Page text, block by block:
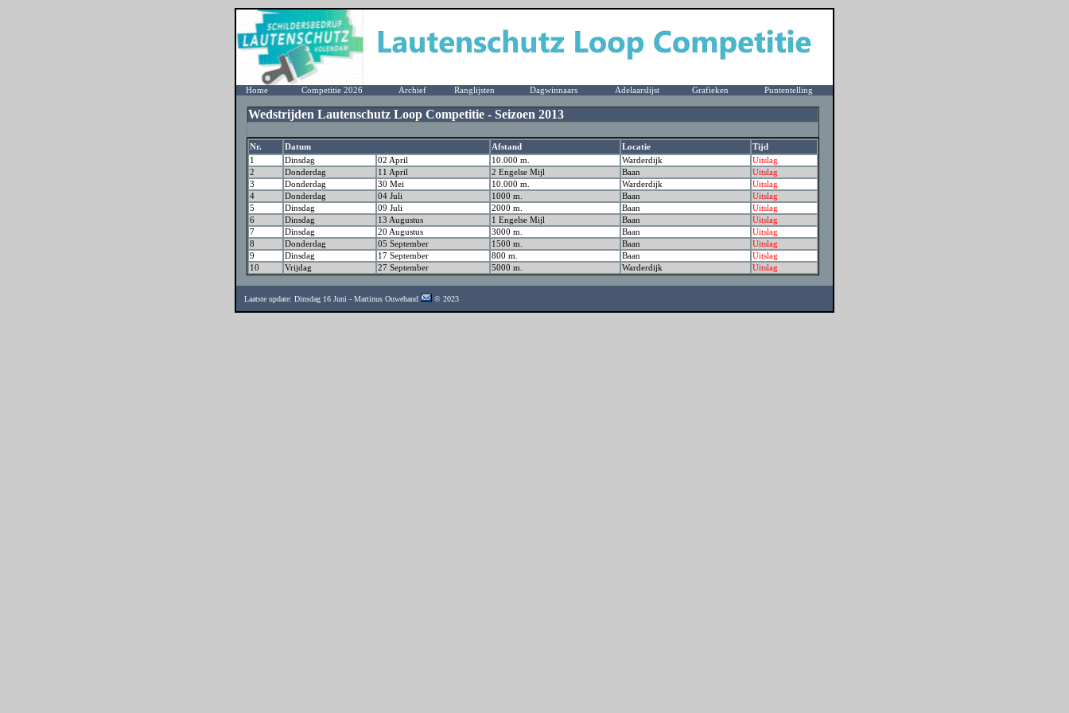
Home Competitie 2026 Archief Ranglijsten Dagwinnaars Adelaarslijst Grafieken Puntentelling
Wedstrijden Lautenschutz Loop Competitie - Seizoen 2013
Nr. Datum Afstand Locatie
Tijd
1
Dinsdag 02 April 10.000 m. Warderdijk
Uitslag
2
Donderdag 11 April 2 Engelse Mijl Baan
Uitslag
3
Donderdag 30 Mei 10.000 m. Warderdijk
Uitslag
4
Donderdag 04 Juli 1000 m. Baan
Uitslag
5
Dinsdag 09 Juli 2000 m. Baan
Uitslag
6
Dinsdag 13 Augustus 1 Engelse Mijl Baan
Uitslag
7
Dinsdag 20 Augustus 3000 m. Baan
Uitslag
8
Donderdag 05 September 1500 m. Baan
Uitslag
9
Dinsdag 17 September 800 m. Baan
Uitslag
10
Vrijdag 27 September 5000 m. Warderdijk Uitslag
Laatste update: Dinsdag 16 Juni - Martinus Ouwehand © 2023